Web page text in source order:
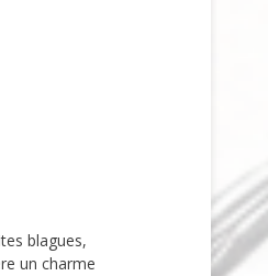
blagues,
un charme